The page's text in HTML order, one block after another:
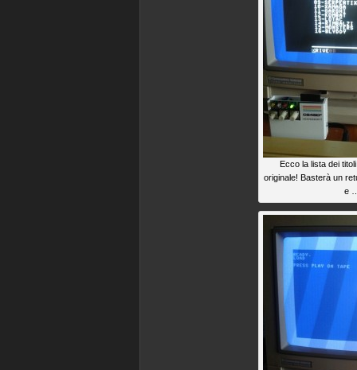
Ecco la lista dei
originale! Basterà un
e